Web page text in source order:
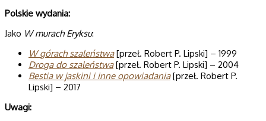
Pol­skie wydania:
Jako W murach Eryksu:
W górach sza­leń­stwa[przeł. Robert P. Lipski] – 1999
Droga do sza­leń­stwa[przeł. Robert P. Lipski] – 2004
Bestia w jaskini i inne opowiadania[przeł. Robert P.
Lipski] – 2017
Uwagi: